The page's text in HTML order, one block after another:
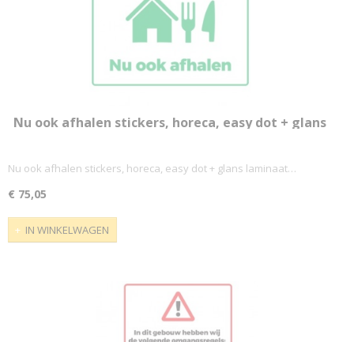
Nu ook afhalen stickers, horeca, easy dot + glans
Nu ook afhalen stickers, horeca, easy dot + glans laminaat…
€ 75,05
IN WINKELWAGEN